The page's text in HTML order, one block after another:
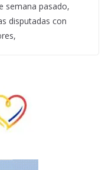
semana pasado,
disputadas con